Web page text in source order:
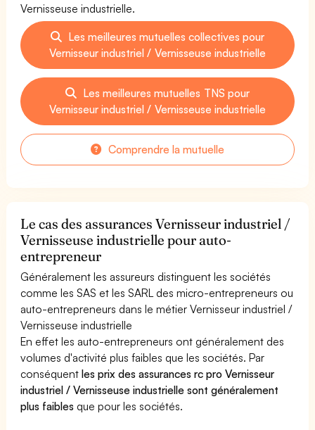
Vernisseuse industrielle.
Les meilleures mutuelles collectives pour
Vernisseur industriel / Vernisseuse industrielle
Les meilleures mutuelles TNS pour
Vernisseur industriel / Vernisseuse industrielle
Comprendre la mutuelle
Le cas des assurances Vernisseur industriel /
Vernisseuse industrielle pour auto-
entrepreneur
Généralement les assureurs distinguent les sociétés
comme les SAS et les SARL des micro-entrepreneurs ou
auto-entrepreneurs dans le métier Vernisseur industriel /
Vernisseuse industrielle
En effet les auto-entrepreneurs ont généralement des
volumes d'activité plus faibles que les sociétés. Par
conséquentles prix des assurances rc pro Vernisseur
industriel / Vernisseuse industrielle sont généralement
plus faibles que pour les sociétés.